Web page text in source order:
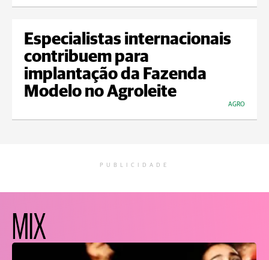
Especialistas internacionais
contribuem para
implantação da Fazenda
Modelo no Agroleite
AGRO
PUBLICIDADE
MIX